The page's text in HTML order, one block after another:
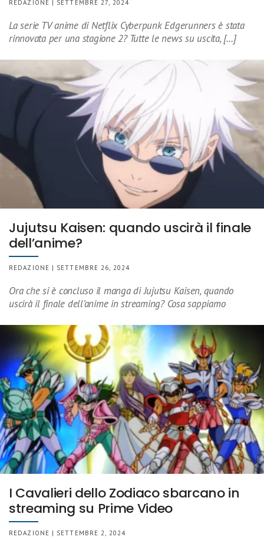
REDAZIONE | SETTEMBRE 27, 2024
La serie TV anime di Netflix Cyberpunk Edgerunners è stata
rinnovata per una stagione 2? Tutte le news su uscita, […]
Jujutsu Kaisen: quando uscirà il finale
dell’anime?
REDAZIONE | SETTEMBRE 26, 2024
Ora che si è concluso il manga di Jujutsu Kaisen, quando
uscirà il finale dell’anime in streaming? Cosa sappiamo
I Cavalieri dello Zodiaco sbarcano in
streaming su Prime Video
REDAZIONE | SETTEMBRE 2, 2024